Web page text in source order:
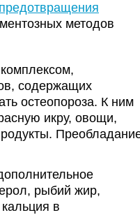
предотвращения
методов
содержащих
остеопороза. К ним
икру, овощи,
рыбий жир,
в